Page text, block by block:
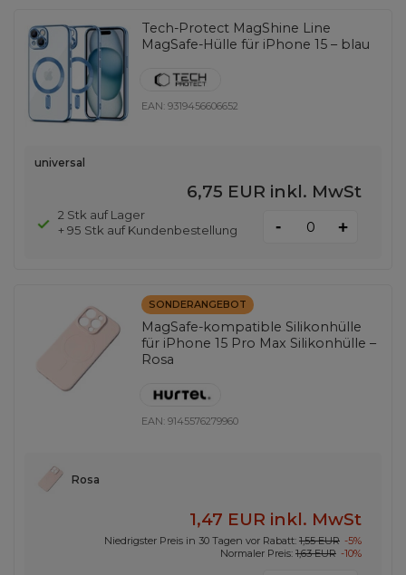
Tech-Protect MagShine Line
MagSafe-Hülle für iPhone 15 – blau
EAN:9319456606652
universal
6,75 EUR inkl. MwSt
2 Stk auf Lager
+ 95 Stk auf Kundenbestellung
- +
SONDERANGEBOT
MagSafe-kompatible Silikonhülle
für iPhone 15 Pro Max Silikonhülle –
Rosa
EAN:9145576279960
Rosa
1,47 EUR inkl. MwSt
Niedrigster Preis in 30 Tagen vor Rabatt: 1,55 EUR -5%
Normaler Preis: 1,63 EUR -10%